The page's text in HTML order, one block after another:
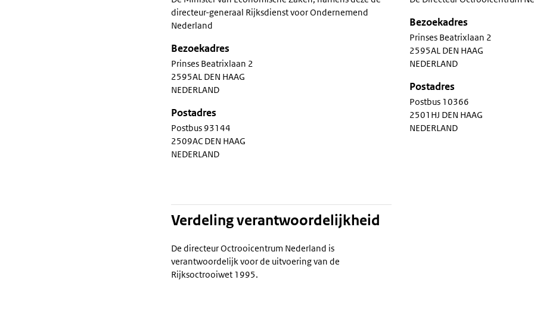
directeur-generaal Rijksdienst voor Ondernemend
Nederland
Bezoekadres
Prinses Beatrixlaan 2
2595AL DEN HAAG
NEDERLAND
Postadres
Postbus 93144
2509AC DEN HAAG
NEDERLAND
Bezoekadres
Prinses Beatrixlaan 2
2595AL DEN HAAG
NEDERLAND
Postadres
Postbus 10366
2501HJ DEN HAAG
NEDERLAND
Verdeling verantwoordelijkheid
De directeur Octrooicentrum Nederland is
verantwoordelijk voor de uitvoering van de
Rijksoctrooiwet 1995.